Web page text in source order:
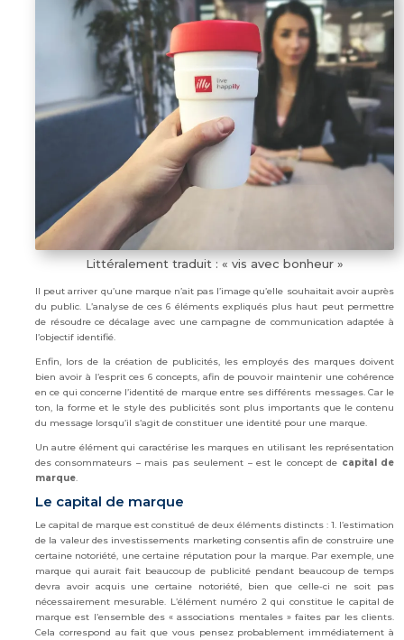
Littéralement traduit : « vis avec bonheur »
Il peut arriver qu’une marque n’ait pas l’image qu’elle souhaitait avoir auprès
du public. L’analyse de ces 6 éléments expliqués plus haut peut permettre
de résoudre ce décalage avec une campagne de communication adaptée à
l’objectif identifié.
Enfin, lors de la création de publicités, les employés des marques doivent
bien avoir à l’esprit ces 6 concepts, afin de pouvoir maintenir une cohérence
en ce qui concerne l’identité de marque entre ses différents messages. Car le
ton, la forme et le style des publicités sont plus importants que le contenu
du message lorsqu’il s’agit de constituer une identité pour une marque.
Un autre élément qui caractérise les marques en utilisant les représentation
des consommateurs – mais pas seulement – est le concept de capital de
marque.
Le capital de marque
Le capital de marque est constitué de deux éléments distincts : 1. l’estimation
de la valeur des investissements marketing consentis afin de construire une
certaine notoriété, une certaine réputation pour la marque. Par exemple, une
marque qui aurait fait beaucoup de publicité pendant beaucoup de temps
devra avoir acquis une certaine notoriété, bien que celle-ci ne soit pas
nécessairement mesurable. L’élément numéro 2 qui constitue le capital de
marque est l’ensemble des « associations mentales » faites par les clients.
Cela correspond au fait que vous pensez probablement immédiatement à